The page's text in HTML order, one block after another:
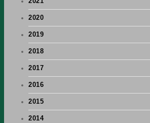
2020
2019
2018
2017
2016
2015
2014